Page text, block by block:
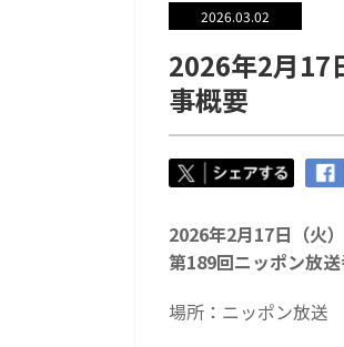
2026.03.02
2026年2月17
事概要
2026年2月17日（火
第189回ニッポン放
場所：ニッポン放送